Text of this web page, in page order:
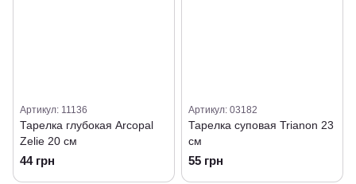
Артикул: 11136
Тарелка глубокая Arcopal
Zelie 20 см
44 грн
Артикул: 03182
Тарелка суповая Trianon 23
см
55 грн